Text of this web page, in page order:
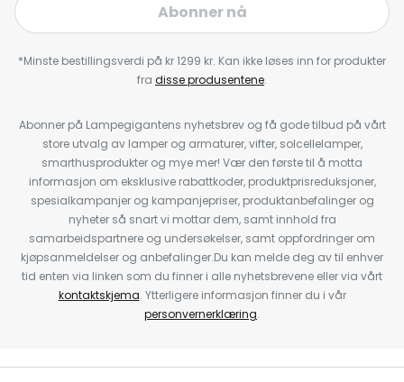
Abonner nå
*Minste bestillingsverdi på kr 1299 kr. Kan ikke løses inn for produkter
fra disse produsentene.
Abonner på Lampegigantens nyhetsbrev og få gode tilbud på vårt
store utvalg av lamper og armaturer, vifter, solcellelamper,
smarthusprodukter og mye mer! Vær den første til å motta
informasjon om eksklusive rabattkoder, produktprisreduksjoner,
spesialkampanjer og kampanjepriser, produktanbefalinger og
nyheter så snart vi mottar dem, samt innhold fra
samarbeidspartnere og undersøkelser, samt oppfordringer om
kjøpsanmeldelser og anbefalinger.Du kan melde deg av til enhver
tid enten via linken som du finner i alle nyhetsbrevene eller via vårt
kontaktskjema. Ytterligere informasjon finner du i vår
personvernerklæring.